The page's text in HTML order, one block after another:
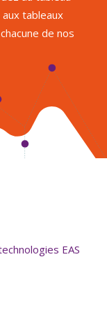
tableaux
de nos
EAS